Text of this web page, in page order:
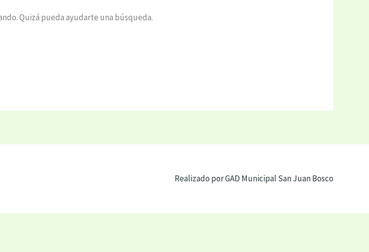
Quizá pueda ayudarte una búsqueda.
Realizado por GAD Municipal San Juan Bosco